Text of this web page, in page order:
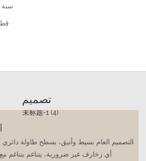
سنة
30
تصميم
التصميم العام بسيط وأنيق، بسطح طاولة
أي زخارف غير ضرورية، يتناغم بتناغم مع